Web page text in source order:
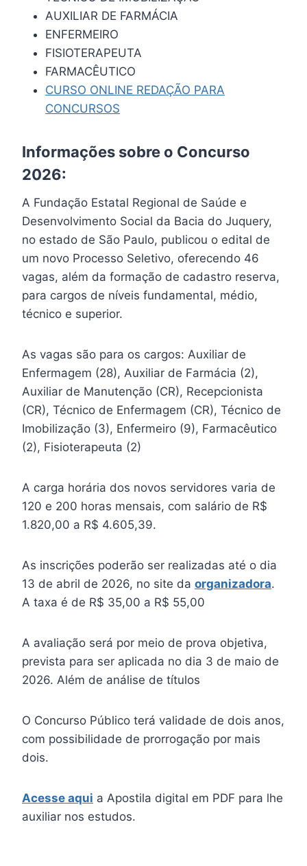
AUXILIAR DE FARMÁCIA
ENFERMEIRO
FISIOTERAPEUTA
FARMACÊUTICO
CURSO ONLINE REDAÇÃO PARA
CONCURSOS
Informações sobre o Concurso
2026:
A Fundação Estatal Regional de Saúde e
Desenvolvimento Social da Bacia do Juquery,
no estado de São Paulo, publicou o edital de
um novo Processo Seletivo, oferecendo 46
vagas, além da formação de cadastro reserva,
para cargos de níveis fundamental, médio,
técnico e superior.
As vagas são para os cargos: Auxiliar de
Enfermagem (28), Auxiliar de Farmácia (2),
Auxiliar de Manutenção (CR), Recepcionista
(CR), Técnico de Enfermagem (CR), Técnico de
Imobilização (3), Enfermeiro (9), Farmacêutico
(2), Fisioterapeuta (2)
A carga horária dos novos servidores varia de
120 e 200 horas mensais, com salário de R$
1.820,00 a R$ 4.605,39.
As inscrições poderão ser realizadas até o dia
13 de abril de 2026, no site da organizadora.
A taxa é de R$ 35,00 a R$ 55,00
A avaliação será por meio de prova objetiva,
prevista para ser aplicada no dia 3 de maio de
2026. Além de análise de títulos
O Concurso Público terá validade de dois anos,
com possibilidade de prorrogação por mais
dois.
Acesse aqui a Apostila digital em PDF para lhe
auxiliar nos estudos.